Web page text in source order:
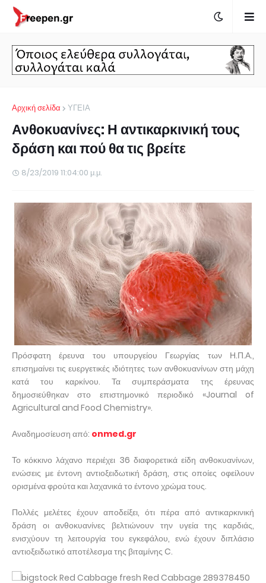
Αρχική σελίδα ΥΓΕΙΑ
Ανθοκυανίνες: Η αντικαρκινική τους
δράση και πού θα τις βρείτε
8/23/2019 11:04:00 μ.μ.
Πρόσφατη έρευνα του υπουργείου Γεωργίας των Η.Π.Α.,
επισημαίνει τις ευεργετικές ιδιότητες των ανθοκυανίνων στη μάχη
κατά του καρκίνου. Τα συμπεράσματα της έρευνας
δημοσιεύθηκαν στο επιστημονικό περιοδικό «Journal of
Agricultural and Food Chemistry».
Αναδημοσίευση από: onmed.gr
Το κόκκινο λάχανο περιέχει 36 διαφορετικά είδη ανθοκυανίνων,
ενώσεις με έντονη αντιοξειδωτική δράση, στις οποίες οφείλουν
ορισμένα φρούτα και λαχανικά το έντονο χρώμα τους.
Πολλές μελέτες έχουν αποδείξει, ότι πέρα από αντικαρκινική
δράση οι ανθοκυανίνες βελτιώνουν την υγεία της καρδιάς,
ενισχύουν τη λειτουργία του εγκεφάλου, ενώ έχουν διπλάσιο
αντιοξειδωτικό αποτέλεσμα της βιταμίνης C.